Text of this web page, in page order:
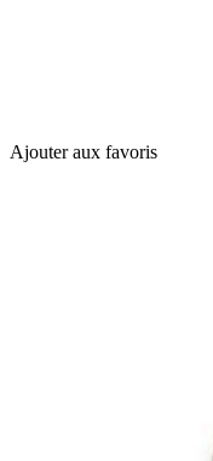
Ajouter aux favoris